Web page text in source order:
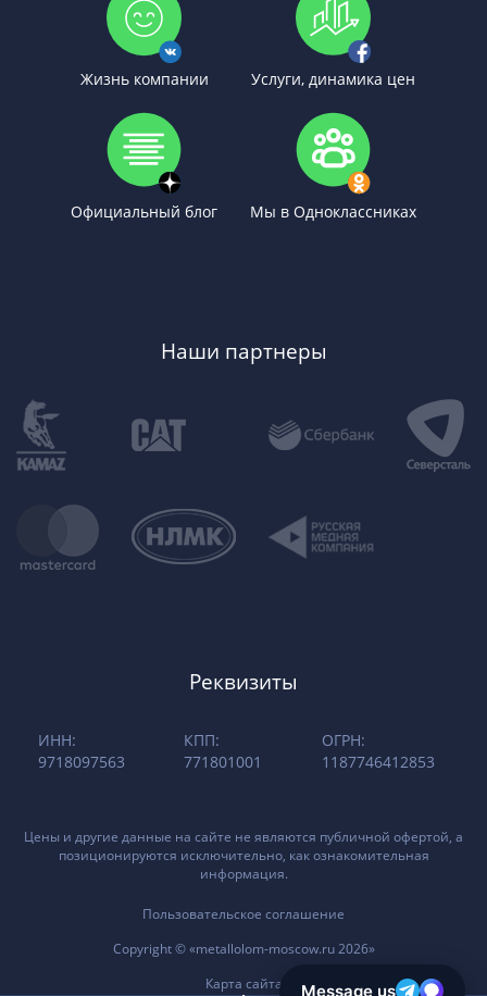
Жизнь компании Услуги, динамика цен
Официальный блог Мы в Одноклассниках
Наши партнеры
Реквизиты
ИНН:
9718097563
КПП:
771801001
ОГРН:
1187746412853
Цены и другие данные на сайте не являются публичной офертой, а
позиционируются исключительно, как ознакомительная
информация.
Пользовательское соглашение
Copyright © «metallolom-moscow.ru 2026»
Карта сайта